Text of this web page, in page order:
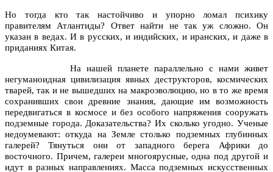
Но тогда кто так настойчиво и упорно ломал психику
правителям Атлантиды? Ответ найти не так уж сложно. Он
указан в ведах. И в русских, и индийских, и иранских, и даже в
приданиях Китая.
На нашей планете параллельно с нами живет
негуманоидная цивилизация явных деструкторов, космических
тварей, так и не вышедших на макроэволюцию, но в то же время
сохранивших свои древние знания, дающие им возможность
передвигаться в космосе и без особого напряжения сооружать
подземные города. Доказательства? Их сколько угодно. Ученые
недоумевают: откуда на Земле столько подземных глубинных
галерей? Тянуться они от западного берега Африки до
восточного. Причем, галереи многоярусные, одна под другой и
идут в разных направлениях. Масса подземных искусственных